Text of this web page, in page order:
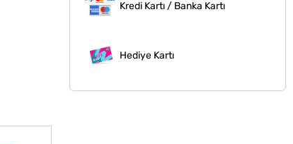
Kredi Kartı / Banka Kartı
Hediye Kartı